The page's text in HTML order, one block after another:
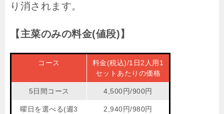
り消されます。
【主菜のみの料金(値段)】
コース
料金(税込)/1日2人用1
セットあたりの価格
5日間コース 4,500円/900円
曜日を選べる(週3
2,940円/980円